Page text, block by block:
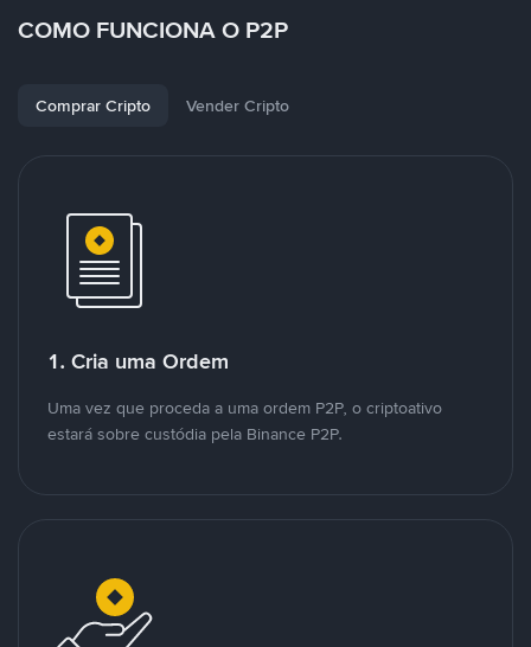
COMO FUNCIONA O P2P
Comprar Cripto Vender Cripto
1. Cria uma Ordem
Uma vez que proceda a uma ordem P2P, o criptoativo
estará sobre custódia pela Binance P2P.